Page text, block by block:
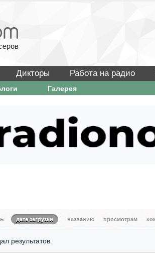
Дикторы Работа на радио
Галерея
дате загрузки названию просмотрам
результатов.